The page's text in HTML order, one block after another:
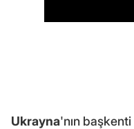
Ukrayna'nın başkenti